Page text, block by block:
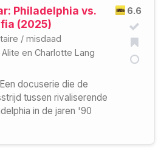
6.6
Philadelphia vs.
(2025)
/ misdaad
en Charlotte Lang
docuserie die de
tussen rivaliserende
in de jaren '90